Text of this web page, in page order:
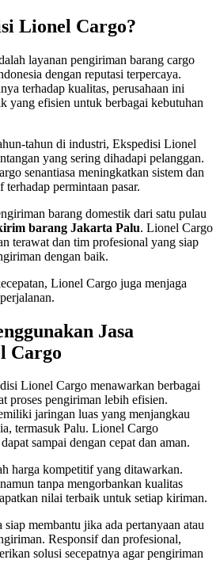
Lionel Cargo?
layanan pengiriman barang cargo
dengan reputasi terpercaya.
terhadap kualitas, perusahaan ini
yang efisien untuk berbagai kebutuhan
tahun di industri, Ekspedisi Lionel
yang sering dihadapi pelanggan.
senantiasa meningkatkan sistem dan
terhadap permintaan pasar.
barang domestik dari satu pulau
barang Jakarta Palu. Lionel Cargo
terawat dan tim profesional yang siap
dengan baik.
Lionel Cargo juga menjaga
Jasa
Cargo
Lionel Cargo menawarkan berbagai
proses pengiriman lebih efisien.
jaringan luas yang menjangkau
termasuk Palu. Lionel Cargo
sampai dengan cepat dan aman.
harga kompetitif yang ditawarkan.
tanpa mengorbankan kualitas
nilai terbaik untuk setiap kiriman.
membantu jika ada pertanyaan atau
Responsif dan profesional,
solusi secepatnya agar pengiriman